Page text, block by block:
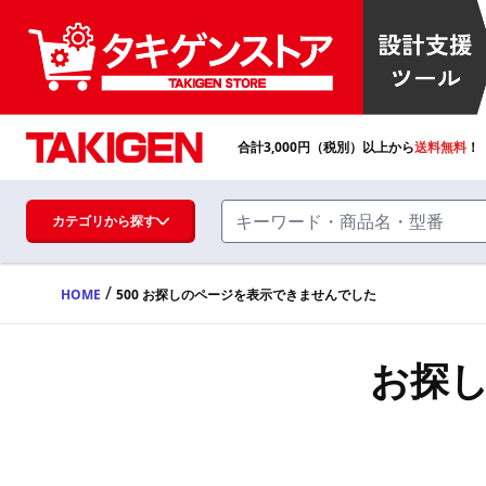
ハンドル・取手・つまみ・周辺機器
FA・A
合計3,000円（税別）以上から送料無料
カテゴリから探す
HOME / 500 お探しのページを表示できませんでした
お探